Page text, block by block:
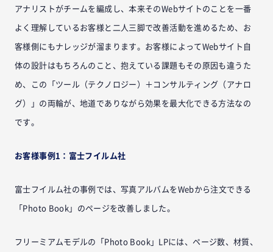
アナリストがチームを編成し、本来そのWebサイトのことを一番
よく理解しているお客様と二人三脚で改善活動を進めるため、お
客様側にもナレッジが溜まります。お客様によってWebサイト自
体の設計はもちろんのこと、抱えている課題もその原因も違うた
め、この「ツール（テクノロジー）＋コンサルティング（アナロ
グ）」の両輪が、地道でありながら効果を最大化できる方法なの
です。
お客様事例1：富士フイルム社
富士フイルム社の事例では、写真アルバムをWebから注文できる
「Photo Book」のページを改善しました。
フリーミアムモデルの「Photo Book」LPには、ページ数、材質、